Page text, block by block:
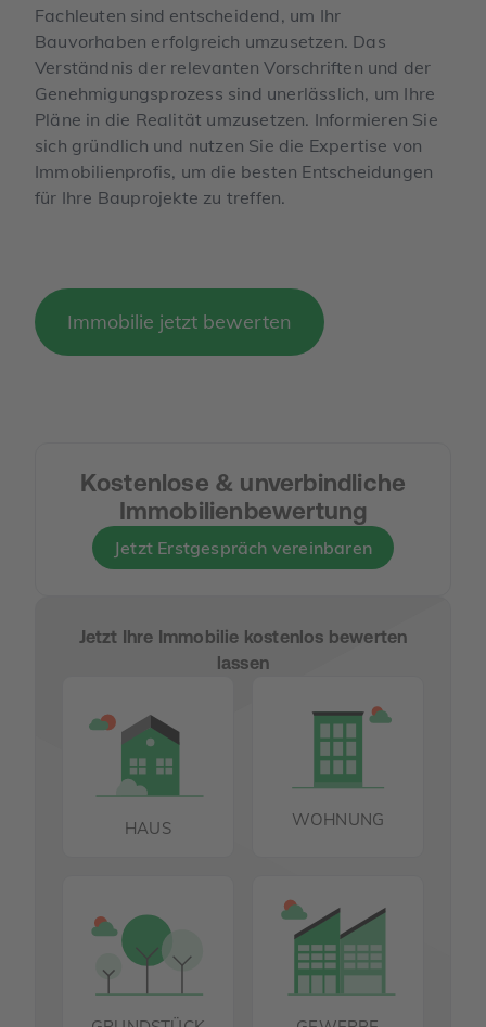
Fachleuten sind entscheidend, um Ihr
Bauvorhaben erfolgreich umzusetzen. Das
Verständnis der relevanten Vorschriften und der
Genehmigungsprozess sind unerlässlich, um Ihre
Pläne in die Realität umzusetzen. Informieren Sie
sich gründlich und nutzen Sie die Expertise von
Immobilienprofis, um die besten Entscheidungen
für Ihre Bauprojekte zu treffen.
Immobilie jetzt bewerten
Kostenlose & unverbindliche
Immobilienbewertung
Jetzt Erstgespräch vereinbaren
Jetzt Ihre Immobilie kostenlos bewerten
lassen
HAUS WOHNUNG